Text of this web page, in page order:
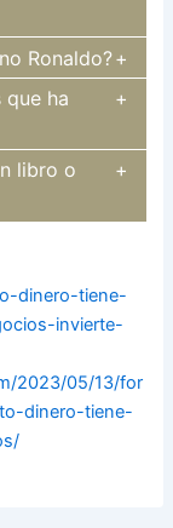
Ronaldo?
que ha
libro o
dinero-tiene-
invierte-
2023/05/13/for
dinero-tiene-